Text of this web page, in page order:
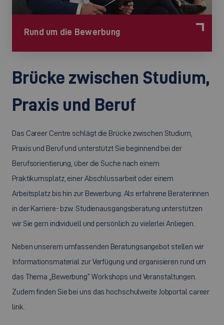
©
Rund um die Bewerbung
Brücke zwischen Studium,
Praxis und Beruf
Das Career Centre schlägt die Brücke zwischen Studium,
Praxis und Beruf und unterstützt Sie beginnend bei der
Berufsorientierung, über die Suche nach einem
Praktikumsplatz, einer Abschlussarbeit oder einem
Arbeitsplatz bis hin zur Bewerbung. Als erfahrene Beraterinnen
in der Karriere- bzw. Studienausgangsberatung unterstützen
wir Sie gern individuell und persönlich zu vielerlei Anliegen.
Neben unserem umfassenden Beratungsangebot stellen wir
Informationsmaterial zur Verfügung und organisieren rund um
das Thema „Bewerbung“ Workshops und Veranstaltungen.
Zudem finden Sie bei uns das hochschulweite Jobportal career
link.